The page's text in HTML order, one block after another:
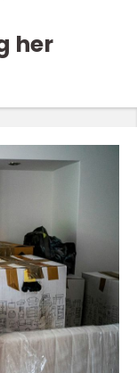
her